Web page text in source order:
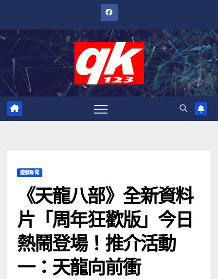
內
遊戲新聞
《天龍八部》全新資料
片「周年狂歡版」今日
熱鬧登場！推介活動
一：天龍向前衝